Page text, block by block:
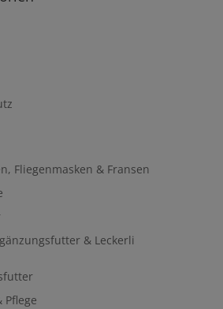
Fliegenmasken & Fransen
& Leckerli
Pflege